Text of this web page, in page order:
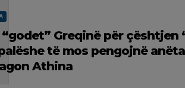
“godet” Greqinë për çështjen
të mos pengojnë
Athina